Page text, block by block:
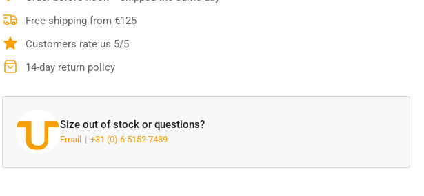
Wicker
Wicker
Free shipping from €125
Customers rate us 5/5
14-day return policy
Size out of stock or questions?
Email +31 (0) 6 5152 7489